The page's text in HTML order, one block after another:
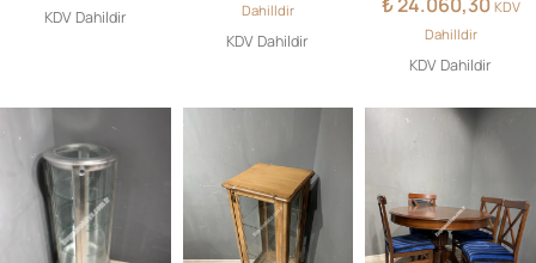
KDV Dahildir
Dahilldir
KDV Dahildir
KDV
Dahilldir
KDV Dahildir